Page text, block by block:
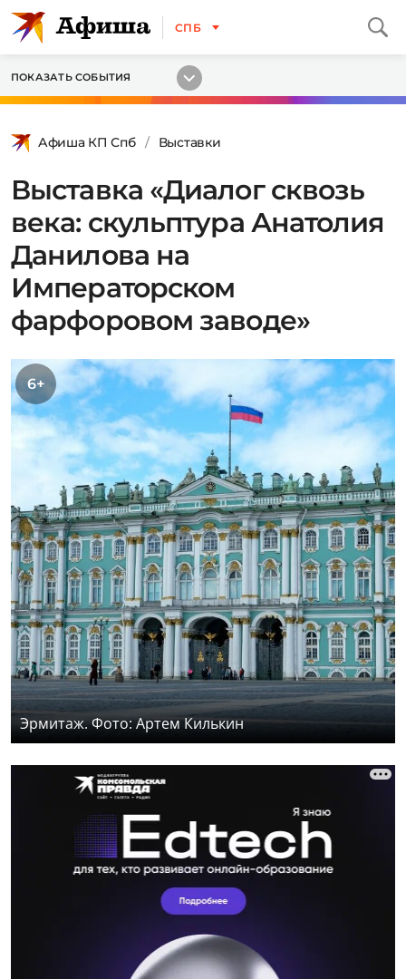
СПБ
ПОКАЗАТЬ СОБЫТИЯ
Афиша КП Спб Выставки
Выставка «Диалог сквозь
века: скульптура Анатолия
Данилова на
Императорском
фарфоровом заводе»
6+
Эрмитаж. Фото: Артем Килькин